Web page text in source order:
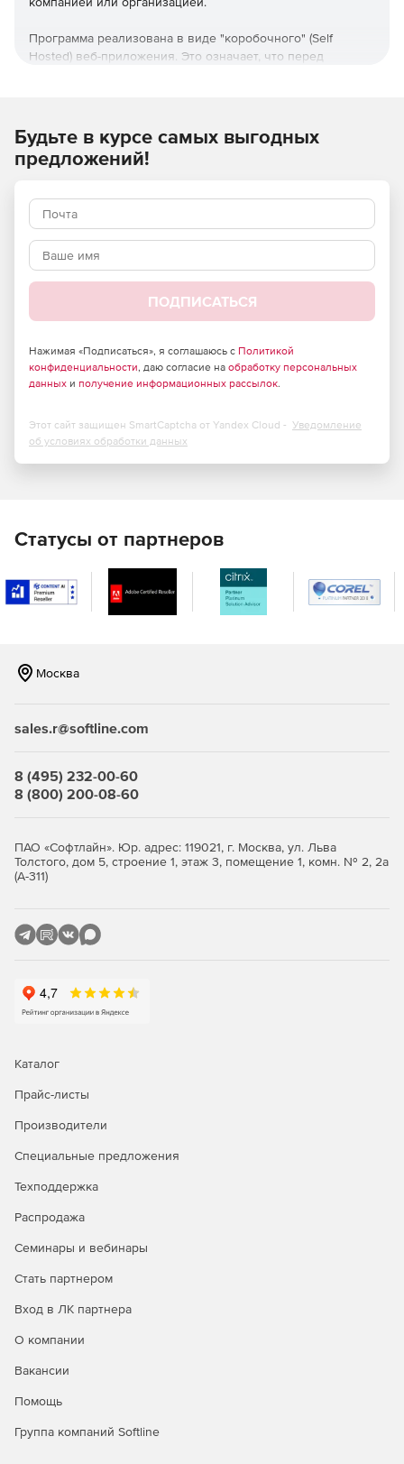
Программа реализована в виде "коробочного" (Self
Hosted) веб-приложения. Это означает, что перед
Ключевые возможности продукта:
подходит для целей импортозамещения (Запись в
реестре от 31.10.2022 №15427).
Устанавливается на сервер предприятия (self hosted
продукт).
Централизованное шифрованное хранение
AES-256).
Интеграция со службами LDAP/SSO.
Гибкое управление доступом с помощью
пользователей и ролей.
администратора.
Импорт и экспорт данных для облегчения задач
“Персональные сейфы” для сотрудников.
Доступна тестовая версия продукта на срок 14 дней для
любого количества пользователей. Тестовую версию
sales@softline.com
Будьте в курсе самых выгодных
предложений!
ПОДПИСАТЬСЯ
Нажимая «Подписаться», я соглашаюсь с Политикой
конфиденциальности, даю согласие на обработку персональных
данных и получение информационных рассылок.
Этот сайт защищен SmartCaptcha от Yandex Cloud - Уведомление
об условиях обработки данных
Статусы от партнеров
Москва
sales.r@softline.com
8 (495) 232-00-60
8 (800) 200-08-60
ПАО «Софтлайн». Юр. адрес: 119021, г. Москва, ул. Льва
Толстого, дом 5, строение 1, этаж 3, помещение 1, комн. № 2, 2а
(А-311)
Каталог
Прайс-листы
Производители
Специальные предложения
Техподдержка
Распродажа
Семинары и вебинары
Стать партнером
Вход в ЛК партнера
О компании
Вакансии
Помощь
Группа компаний Softline